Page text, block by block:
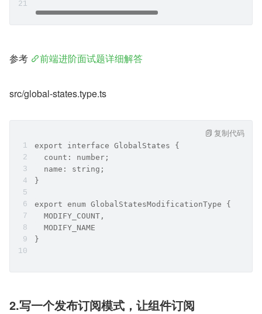
参考 前端进阶面试题详细解答
src/global-states.type.ts
export interface GlobalStates {
  count: number;
  name: string;
}
export enum GlobalStatesModificationType {
  MODIFY_COUNT,
  MODIFY_NAME
}
复制代码
2.写一个发布订阅模式，让组件订阅